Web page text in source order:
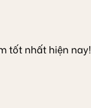
tốt nhất hiện nay!